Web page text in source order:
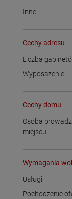
Inne:
Cechy adresu
Liczba
Wyposażenie:
Cechy domu
Osoba
miejscu:
Wymagania
Usługi:
Pochodzenie